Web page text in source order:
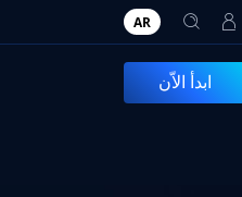
AR
ابدأ الاّن